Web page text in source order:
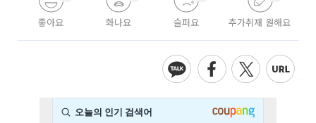
좋아요 화나요 슬퍼요 추가취재 원해요